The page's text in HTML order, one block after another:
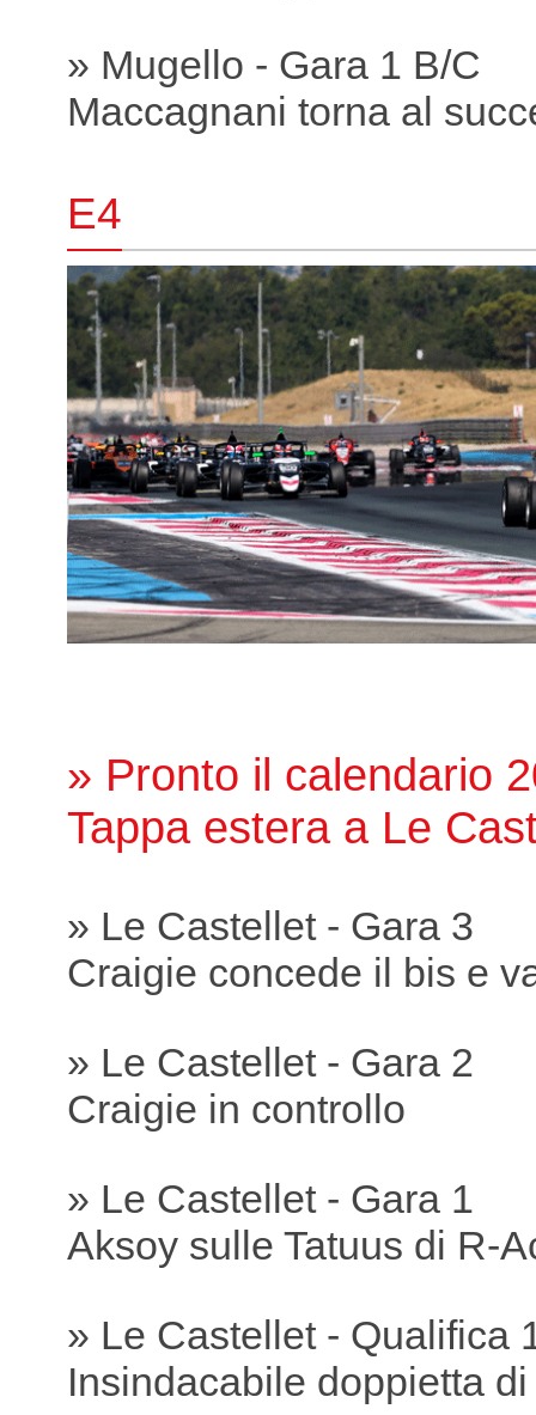
» Mugello - Gara 1 B/C
Maccagnani torna al
E4
» Pronto il calendario
Tappa estera a Le
» Le Castellet - Gara 3
Craigie concede il bis e
» Le Castellet - Gara 2
Craigie in controllo
» Le Castellet - Gara 1
Aksoy sulle Tatuus di R-
» Le Castellet - Qualifica
Insindacabile doppietta